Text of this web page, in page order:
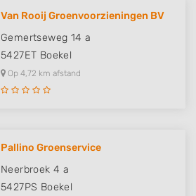
Van Rooij Groenvoorzieningen BV
Gemertseweg 14 a
5427ET Boekel
Op 4,72 km afstand
Pallino Groenservice
Neerbroek 4 a
5427PS Boekel